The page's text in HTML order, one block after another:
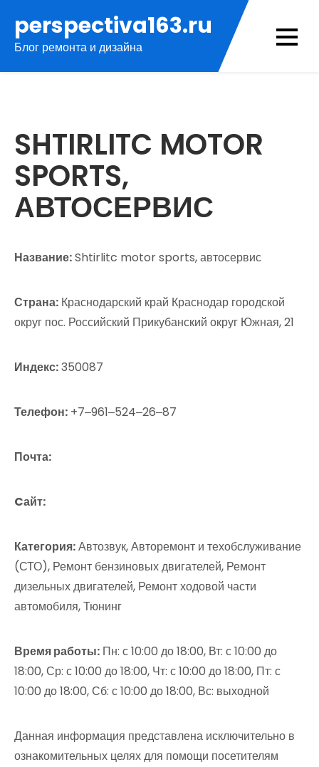
содержимому
perspectiva163.ru
Блог ремонта и дизайна
SHTIRLITC MOTOR
SPORTS,
АВТОСЕРВИС
Название:Shtirlitc motor sports, автосервис
Страна: Краснодарский край Краснодар городской
округ пос. Российский Прикубанский округ Южная, 21
Индекс:350087
Телефон: +7‒961‒524‒26‒87
Почта:
Cайт:
Категория:Автозвук, Авторемонт и техобслуживание
(СТО), Ремонт бензиновых двигателей, Ремонт
дизельных двигателей, Ремонт ходовой части
автомобиля, Тюнинг
Время работы: Пн: с 10:00 до 18:00, Вт: с 10:00 до
18:00, Ср: с 10:00 до 18:00, Чт: с 10:00 до 18:00, Пт: с
10:00 до 18:00, Сб: с 10:00 до 18:00, Вс: выходной
Данная информация представлена исключительно в
ознакомительных целях для помощи посетителям